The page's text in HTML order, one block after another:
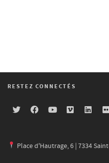
RESTEZ CONNECTÉS
Place d'Hautrage, 6 | 7334